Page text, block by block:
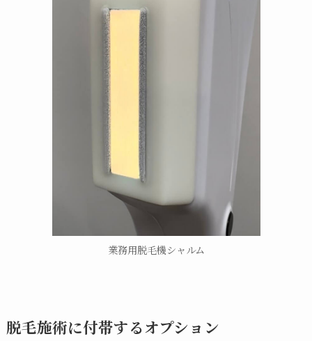
業務用脱毛機シャルム
脱毛施術に付帯するオプション